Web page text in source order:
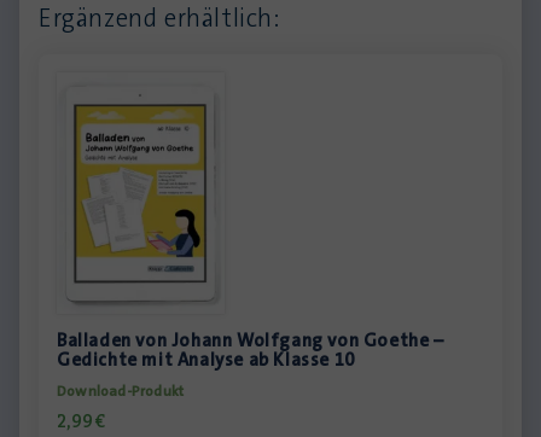
Ergänzend erhältlich:
Balladen von Johann Wolfgang von Goethe –
Gedichte mit Analyse ab Klasse 10
Download-Produkt
2,99€